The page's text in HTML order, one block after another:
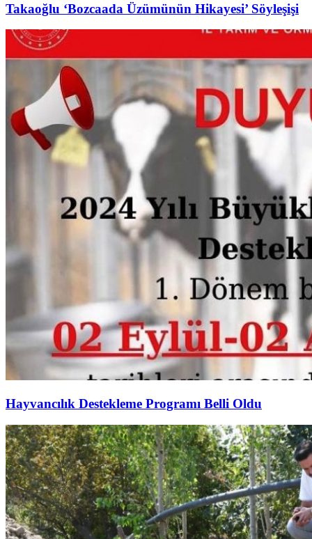
Takaoğlu ‘Bozcaada Üzümünün Hikayesi’ Söyleşişi
Hayvancılık Destekleme Programı Belli Oldu